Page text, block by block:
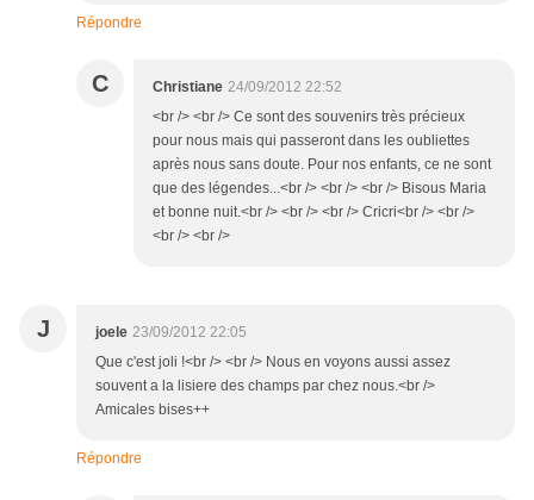
Répondre
C Christiane 24/09/2012 22:52
<br /> <br /> Ce sont des souvenirs très précieux
pour nous mais qui passeront dans les oubliettes
après nous sans doute. Pour nos enfants, ce ne sont
que des légendes...<br /> <br /> <br /> Bisous Maria
et bonne nuit.<br /> <br /> <br /> Cricri<br /> <br />
<br /> <br />
J joele 23/09/2012 22:05
Que c'est joli !<br /> <br /> Nous en voyons aussi assez
souvent a la lisiere des champs par chez nous.<br />
Amicales bises++
Répondre